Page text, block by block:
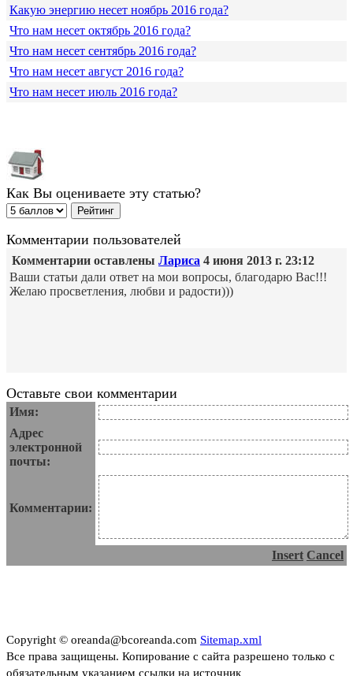
Какую энергию несет ноябрь 2016 года?
Что нам несет октябрь 2016 года?
Что нам несет сентябрь 2016 года?
Что нам несет август 2016 года?
Что нам несет июль 2016 года?
Как Вы оцениваете эту статью?
Комментарии пользователей
Комментарии оставлены Лариса 4 июня 2013 г. 23:12
Ваши статьи дали ответ на мои вопросы, благодарю Вас!!!
Желаю просветления, любви и радости)))
Оставьте свои комментарии
Имя:
Адрес
электронной
почты:
Комментарии:
Insert Cancel
Copyright © oreanda@bcoreanda.com Sitemap.xml
Все права защищены. Копирование с сайта разрешено только с
обязательным указанием ссылки на источник